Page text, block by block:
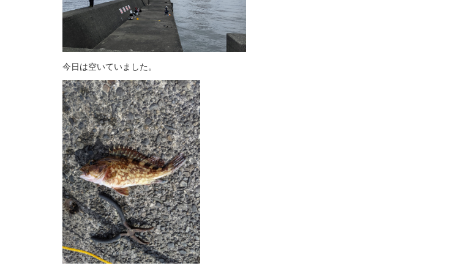
今日は空いていました。